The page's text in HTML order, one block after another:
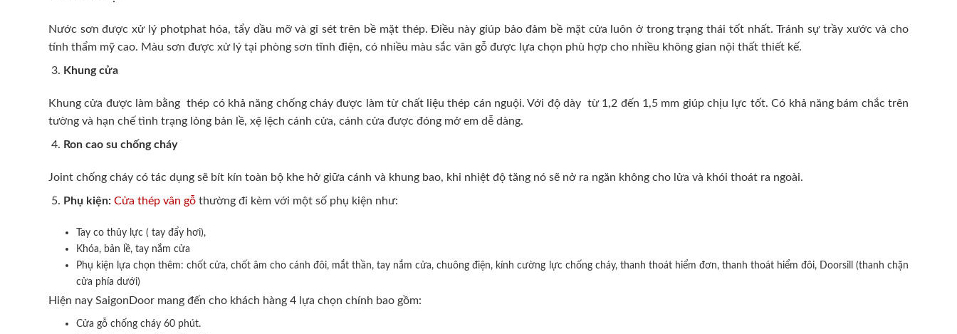
Nước sơn được xử lý photphat hóa, tẩy dầu mỡ và gỉ sét trên bề mặt thép. Điều này giúp bảo đảm bề mặt cửa luôn ở trong trạng thái tốt nhất. Tránh sự trầy xước và cho
tính thẩm mỹ cao. Màu sơn được xử lý tại phòng sơn tĩnh điện, có nhiều màu sắc vân gỗ được lựa chọn phù hợp cho nhiều không gian nội thất thiết kế.
Khung cửa
Khung cửa được làm bằng thép có khả năng chống cháy được làm từ chất liệu thép cán nguội. Với độ dày từ 1,2 đến 1,5 mm giúp chịu lực tốt. Có khả năng bám chắc trên
tường và hạn chế tình trạng lỏng bản lề, xệ lệch cánh cửa, cánh cửa được đóng mở em dễ dàng.
Ron cao su chống cháy
Joint chống cháy có tác dụng sẽ bít kín toàn bộ khe hở giữa cánh và khung bao, khi nhiệt độ tăng nó sẽ nở ra ngăn không cho lửa và khói thoát ra ngoài.
Phụ kiện: Cửa thép vân gỗthường đi kèm với một số phụ kiện như:
Tay co thủy lực ( tay đẩy hơi),
Khóa, bản lề, tay nắm cửa
Phụ kiện lựa chọn thêm: chốt cửa, chốt âm cho cánh đôi, mắt thần, tay nắm cửa, chuông điện, kính cường lực chống cháy, thanh thoát hiểm đơn, thanh thoát hiểm đôi, Doorsill (thanh chặn
cửa phía dưới)
Hiện nay SaigonDoor mang đến cho khách hàng 4 lựa chọn chính bao gồm:
Cửa gỗ chống cháy 60 phút.